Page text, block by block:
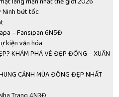
Ninh bứt tốc
– Fansipan 6N5Đ
kiện văn hóa
KHÁM PHÁ VẺ ĐẸP ĐÔNG – XUÂN
CẢNH MÙA ĐÔNG ĐẸP NHẤT